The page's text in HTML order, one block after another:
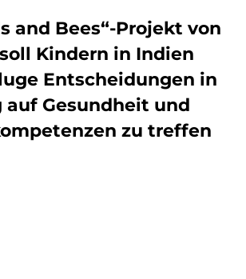
and Bees“-Projekt von
Kindern in Indien
Entscheidungen in
auf Gesundheit und
zu treffen